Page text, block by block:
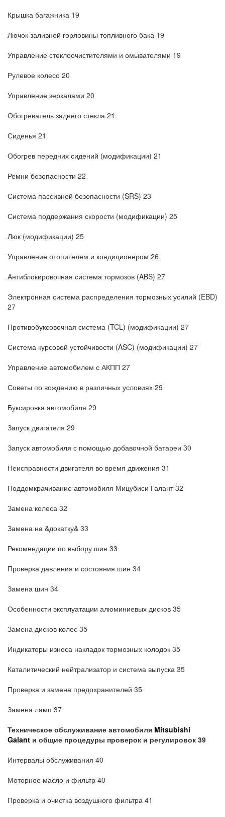
Крышка багажника 19
Лючок заливной горловины топливного бака 19
Управление стеклоочистителями и омывателями 19
Рулевое колесо 20
Управление зеркалами 20
Обогреватель заднего стекла 21
Сиденья 21
Обогрев передних сидений (модификации) 21
Ремни безопасности 22
Система пассивной безопасности (SRS) 23
Система поддержания скорости (модификации) 25
Люк (модификации) 25
Управление отопителем и кондиционером 26
Антиблокировочная система тормозов (ABS) 27
Электронная система распределения тормозных усилий (EBD)
27
Противобуксовочная система (TCL) (модификации) 27
Система курсовой устойчивости (ASC) (модификации) 27
Управление автомобилем с АКПП 27
Советы по вождению в различных условиях 29
Буксировка автомобиля 29
Запуск двигателя 29
Запуск автомобиля с помощью добавочной батареи 30
Неисправности двигателя во время движения 31
Поддомкрачивание автомобиля Мицубиси Галант 32
Замена колеса 32
Замена на &докатку& 33
Рекомендации по выбору шин 33
Проверка давления и состояния шин 34
Замена шин 34
Особенности эксплуатации алюминиевых дисков 35
Замена дисков колес 35
Индикаторы износа накладок тормозных колодок 35
Каталитический нейтрализатор и система выпуска 35
Проверка и замена предохранителей 35
Замена ламп 37
Техническое обслуживание автомобиля Mitsubishi
Galant и общие процедуры проверок и регулировок 39
Интервалы обслуживания 40
Моторное масло и фильтр 40
Проверка и очистка воздушного фильтра 41